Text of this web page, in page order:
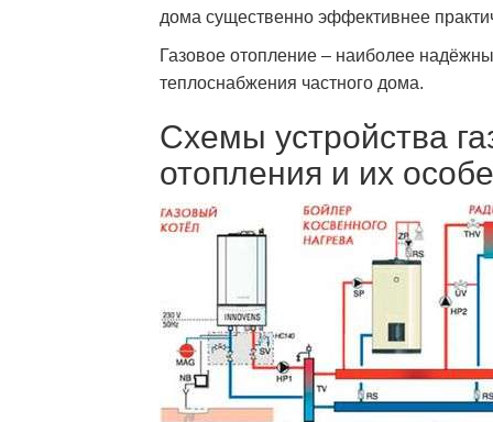
дома существенно эффективнее
Газовое отопление – наиболее
теплоснабжения частного дома.
Схемы устройства
отопления и их